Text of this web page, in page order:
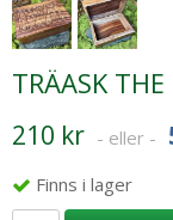
TRÄASK
210 kr - eller -
Finns i lager